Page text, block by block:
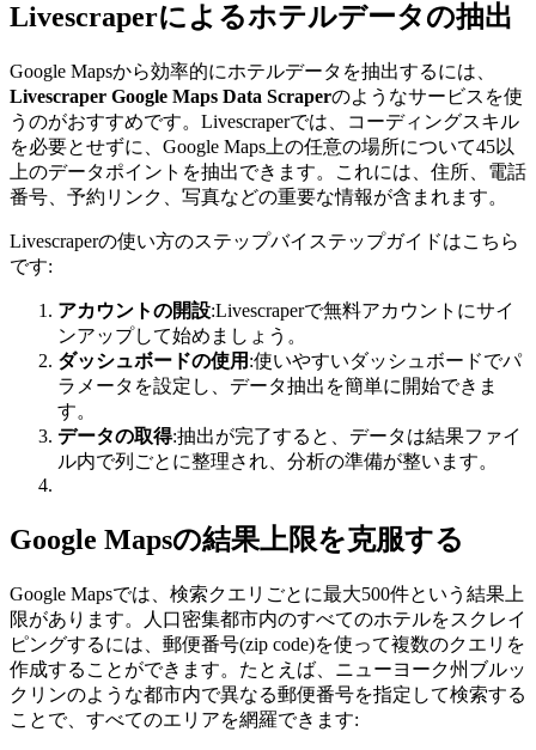
Livescraperによるホテルデータの抽出
Google Mapsから効率的にホテルデータを抽出するには、
Livescraper Google Maps Data Scraperのようなサービスを使
うのがおすすめです。Livescraperでは、コーディングスキル
を必要とせずに、Google Maps上の任意の場所について45以
上のデータポイントを抽出できます。これには、住所、電話
番号、予約リンク、写真などの重要な情報が含まれます。
Livescraperの使い方のステップバイステップガイドはこちら
です:
アカウントの開設:Livescraperで無料アカウントにサイ
ンアップして始めましょう。
ダッシュボードの使用 :使いやすいダッシュボードでパ
ラメータを設定し、データ抽出を簡単に開始できま
す。
データの取得:抽出が完了すると、データは結果ファイ
ル内で列ごとに整理され、分析の準備が整います。
Google Mapsの結果上限を克服する
Google Mapsでは、検索クエリごとに最大500件という結果上
限があります。人口密集都市内のすべてのホテルをスクレイ
ピングするには、郵便番号(zip code)を使って複数のクエリを
作成することができます。たとえば、ニューヨーク州ブルッ
クリンのような都市内で異なる郵便番号を指定して検索する
ことで、すべてのエリアを網羅できます: